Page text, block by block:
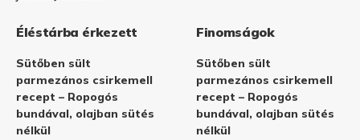
Éléstárba érkezett
Sütőben sült
parmezános csirkemell
recept – Ropogós
bundával, olajban sütés
nélkül
Finomságok
Sütőben sült
parmezános csirkemell
recept – Ropogós
bundával, olajban sütés
nélkül